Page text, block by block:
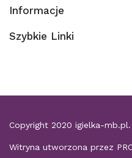
Informacje
Szybkie Linki
Copyright 2020 igielka-mb.pl
Witryna utworzona przez